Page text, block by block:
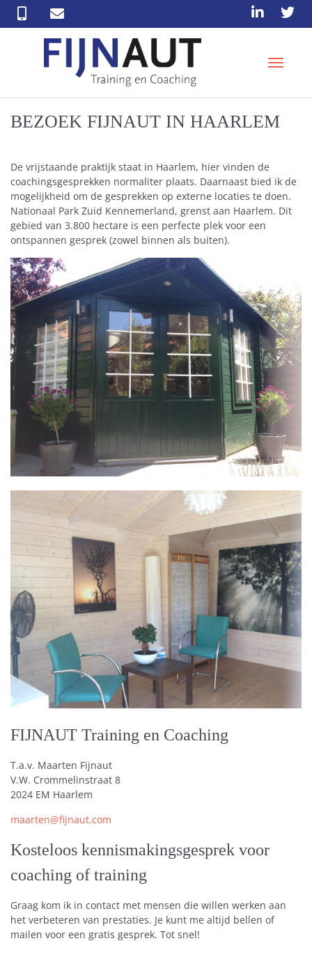
T
l
v
i
g
a
BEZOEK FIJNAUT IN HAARLEM
De vrijstaande praktijk staat in Haarlem, hier vinden de
coachingsgesprekken normaliter plaats. Daarnaast bied ik de
mogelijkheid om de gesprekken op externe locaties te doen.
Nationaal Park Zuid Kennemerland, grenst aan Haarlem. Dit
gebied van 3.800 hectare is een perfecte plek voor een
ontspannen gesprek (zowel binnen als buiten).
FIJNAUT Training en Coaching
T.a.v. Maarten Fijnaut
V.W. Crommelinstraat 8
2024 EM Haarlem
maarten@fijnaut.com
Kosteloos kennismakingsgesprek voor
coaching of training
Graag kom ik in contact met mensen die willen werken aan
het verbeteren van prestaties. Je kunt me altijd bellen of
mailen voor een gratis gesprek. Tot snel!